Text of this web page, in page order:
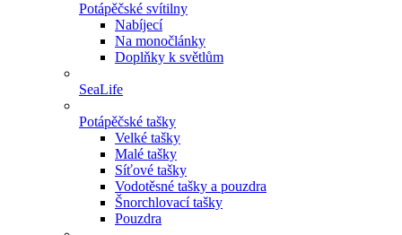
Potápěčské svítilny
Nabíjecí
Na monočlánky
Doplňky k světlům
SeaLife
Potápěčské tašky
Velké tašky
Malé tašky
Síťové tašky
Vodotěsné tašky a pouzdra
Šnorchlovací tašky
Pouzdra